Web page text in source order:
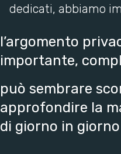
dedicati, abbiamo
l’argomento
importante,
può sembrare
approfondire la
di giorno in